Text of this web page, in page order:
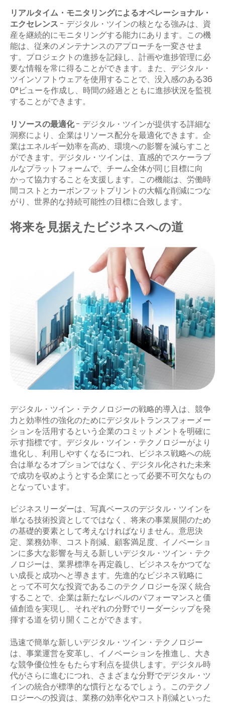
リアルタイム・モニタリングによるオペレーショナル・
エクセレンス - デジタル・ツインの核となる強みは、資
産を継続的にモニタリングする能力にあります。この機
能は、従来のメンテナンスのアプローチを一変させま
す。プロジェクトの進捗を記録し、計画や進捗管理に必
要な情報を常に得ることができます。また、デジタル・
ツインソフトウェアを使用することで、没入感のある36
0°ビューを作成し、時間の経過とともに進捗状況を監視
することができます。
リソースの最適化- デジタル・ツインが提供する詳細な
洞察により、企業はリソース配分を最適化できます。企
業はエネルギー効率を高め、環境への影響を減らすこと
ができます。デジタル・ツインは、直感的でスケーラブ
ルなプラットフォームで、チーム全体が同じ目標に向
かって協力することを支援します。この機能は、労働時
間コストとカーボンフットプリントの大幅な削減につな
がり、世界的な持続可能性の目標に合致します。
将来を見据えたビジネスへの道
デジタル・ツイン・テクノロジーの戦略的導入は、競争
力と効率性の強化のためにデジタルトランスフォーメー
ションを活用するという企業のコミットメントを明確に
示す指標です。デジタル・ツイン・テクノロジーがより
進化し、利用しやすくなるにつれ、ビジネス戦略への統
合は単なるオプションではなく、デジタル化された未来
で成功を収めようとする企業にとって必要不可欠なもの
となっています。
ビジネスリーダーは、写真ベースのデジタル・ツインを
単なる技術投資としてではなく、将来の事業展開のため
の基礎的要素として考えなければなりません。意思決
定、業務効率、コスト削減、顧客満足度、イノベーショ
ンに多大な影響を与える新しいデジタル・ツイン・テク
ノロジーは、業界標準を再定義し、ビジネスをかつてな
い成長と成功へと導きます。先進的なビジネス戦略に
とって不可欠な投資であるこのテクノロジーを深く統合
することで、企業は新たなレベルのパフォーマンスと価
値創造を実現し、それぞれの分野でリーダーシップを発
揮する道を切り開くことができます。
迅速で簡単な新しいデジタル・ツイン・テクノロジー
は、事業運営を変革し、イノベーションを推進し、大き
な競争優位性をもたらす利点を提供します。デジタル時
代がさらに進むにつれ、さまざまな分野でデジタル・ツ
インの統合が標準的な慣行となるでしょう。このテクノ
ロジーへの投資は、業務の効率化やコスト削減といった